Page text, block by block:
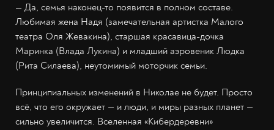
— Да, семья наконец-то появится в полном составе.
Любимая жена Надя (замечательная артистка Малого
театра Оля Жевакина), старшая красавица-дочка
Маринка (Влада Лукина) и младший аэровеник Людка
(Рита Силаева), неутомимый моторчик семьи.
Принципиальных изменений в Николае не будет. Просто
всё, что его окружает — и люди, и миры разных планет —
сильно увеличится. Вселенная «Кибердеревни»